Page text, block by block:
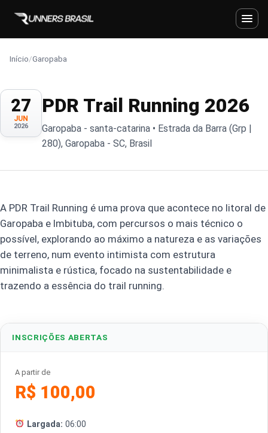
Início/Garopaba
27
JUN
2026
PDR Trail Running 2026
Garopaba - santa-catarina • Estrada da Barra (Grp |
280), Garopaba - SC, Brasil
A PDR Trail Running é uma prova que acontece no litoral de
Garopaba e Imbituba, com percursos o mais técnico o
possível, explorando ao máximo a natureza e as variações
de terreno, num evento intimista com estrutura
minimalista e rústica, focado na sustentabilidade e
trazendo a essência do trail running.
INSCRIÇÕES ABERTAS
A partir de
R$ 100,00
Largada: 06:00